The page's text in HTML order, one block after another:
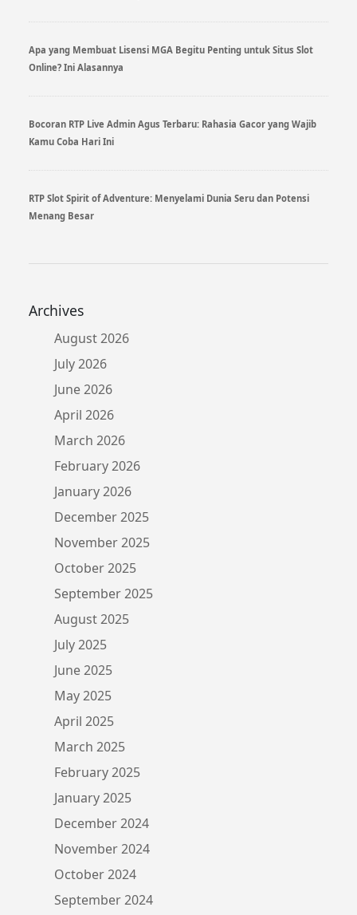
Apa yang Membuat Lisensi MGA Begitu Penting untuk Situs Slot
Online? Ini Alasannya
Bocoran RTP Live Admin Agus Terbaru: Rahasia Gacor yang Wajib
Kamu Coba Hari Ini
RTP Slot Spirit of Adventure: Menyelami Dunia Seru dan Potensi
Menang Besar
Archives
August 2026
July 2026
June 2026
April 2026
March 2026
February 2026
January 2026
December 2025
November 2025
October 2025
September 2025
August 2025
July 2025
June 2025
May 2025
April 2025
March 2025
February 2025
January 2025
December 2024
November 2024
October 2024
September 2024